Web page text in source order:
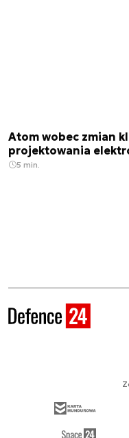
Atom wobec zmian
projektowania
5 min.